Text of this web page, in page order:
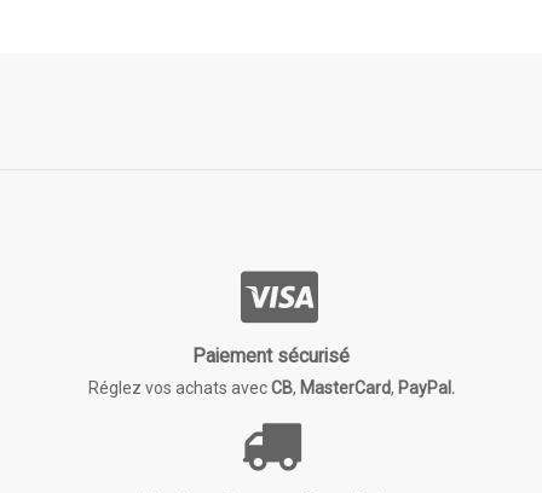
Paiement sécurisé
Réglez vos achats avecCB, MasterCard, PayPal.